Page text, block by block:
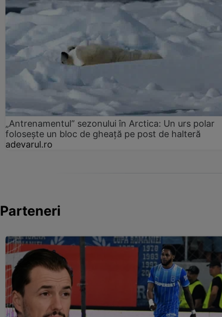
„Antrenamentul” sezonului în Arctica: Un urs polar
folosește un bloc de gheață pe post de halteră
adevarul.ro
Parteneri